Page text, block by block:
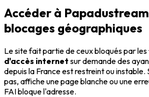
Accéder à
blocages géographiques
Le site fait partie de ceux bloqués par les
d'accès internet sur demande des
depuis la France est restreint ou instable.
pas, affiche une page blanche ou une
FAI bloque l'adresse.